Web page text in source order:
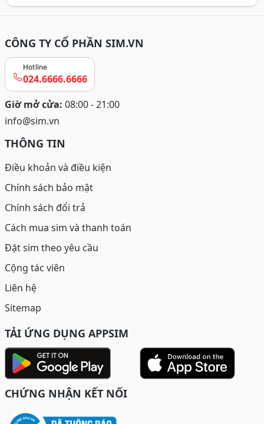
CÔNG TY CỔ PHẦN SIM.VN
Hotline
024.6666.6666
Giờ mở cửa: 08:00 - 21:00
info@sim.vn
THÔNG TIN
Điều khoản và điều kiện
Chính sách bảo mật
Chính sách đổi trả
Cách mua sim và thanh toán
Đặt sim theo yêu cầu
Cộng tác viên
Liên hệ
Sitemap
TẢI ỨNG DỤNG APPSIM
CHỨNG NHẬN KẾT NỐI